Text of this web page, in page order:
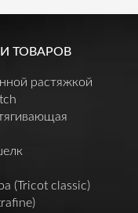
ТОВАРОВ
растяжкой
(Tricot classic)